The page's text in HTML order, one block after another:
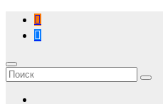
Перейти
содержимому